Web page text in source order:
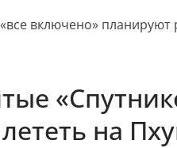
включено» планируют
на